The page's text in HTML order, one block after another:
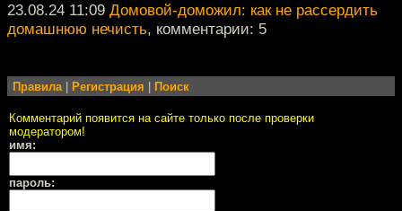
23.08.24 11:09 Домовой-доможил: как не рассердить
домашнюю нечисть, комментарии: 5
Правила| Регистрация Поиск
Комментарий появится на сайте только после проверки
модератором!
имя:
пароль: